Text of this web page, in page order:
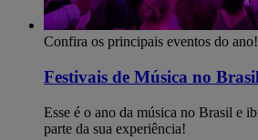
Confira os principais eventos do ano!
Festivais de Música no
Esse é o ano da música no Brasil e
parte da sua experiência!